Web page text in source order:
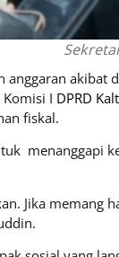
anggaran akibat
I DPRD
fiskal.
menanggapi
Jika